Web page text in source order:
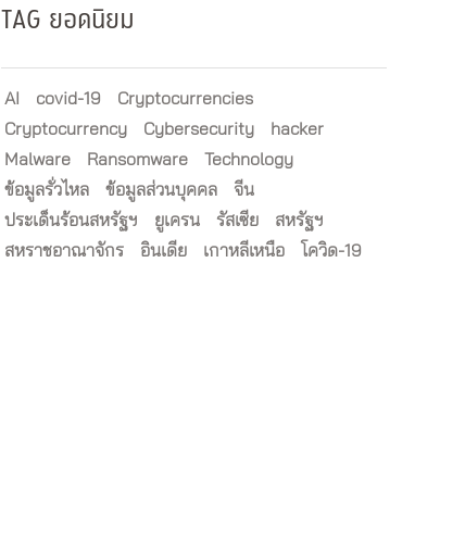
TAG ยอดนิยม
AI covid-19
Cryptocurrencies
Cryptocurrency
Cybersecurity
hacker
Malware
Ransomware
Technology
ข้อมูลรั่วไหล
ข้อมูลส่วนบุคคล
จีน
ประเด็นร้อนสหรัฐฯ
ยูเครน รัสเซีย
สหรัฐฯ
สหราชอาณาจักร
อินเดีย เกาหลีเหนือ โควิด-19